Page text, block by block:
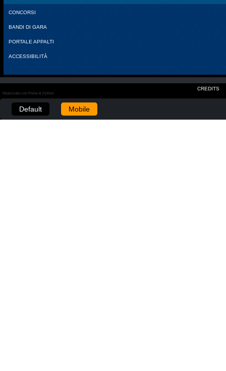
CONCORSI
BANDI DI GARA
PORTALE APPALTI
ACCESSIBILITÀ
CREDITS
Realizzato con Plone & Python
Default Mobile